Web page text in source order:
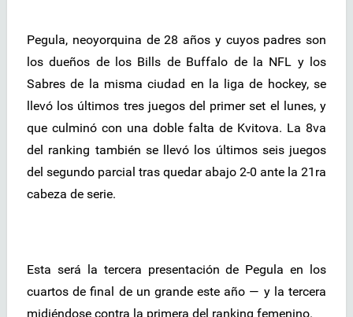
Pegula, neoyorquina de 28 años y cuyos padres son
los dueños de los Bills de Buffalo de la NFL y los
Sabres de la misma ciudad en la liga de hockey, se
llevó los últimos tres juegos del primer set el lunes, y
que culminó con una doble falta de Kvitova. La 8va
del ranking también se llevó los últimos seis juegos
del segundo parcial tras quedar abajo 2-0 ante la 21ra
cabeza de serie.
Esta será la tercera presentación de Pegula en los
cuartos de final de un grande este año — y la tercera
midiéndose contra la primera del ranking femenino.